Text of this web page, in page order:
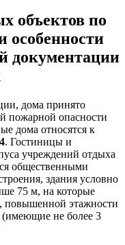
объектов по
особенности
документации
дома принято
пожарной опасности
дома относятся к
. Гостиницы и
учреждений отдыха
общественными
здания условно
75 м, на которые
повышенной этажности
не более 3